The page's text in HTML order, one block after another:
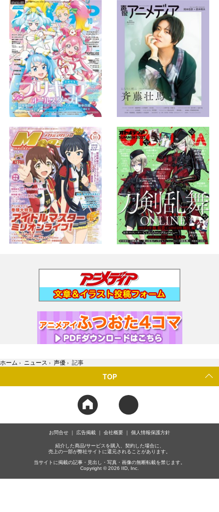
ホーム › ニュース › 声優 › 記事
TOP
お問合せ 広告掲載 会社概要 個人情報保護方針
紹介した商品/サービスを購入、契約した場合に、
売上の一部が弊社サイトに還元されることがあります。
当サイトに掲載の記事・見出し・写真・画像の無断転載を禁じます。
Copyright © 2026 IID, Inc.